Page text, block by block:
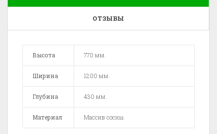
ОТЗЫВЫ
Высота 770 мм.
Ширина 1200 мм.
Глубина 430 мм.
Материал Массив сосны